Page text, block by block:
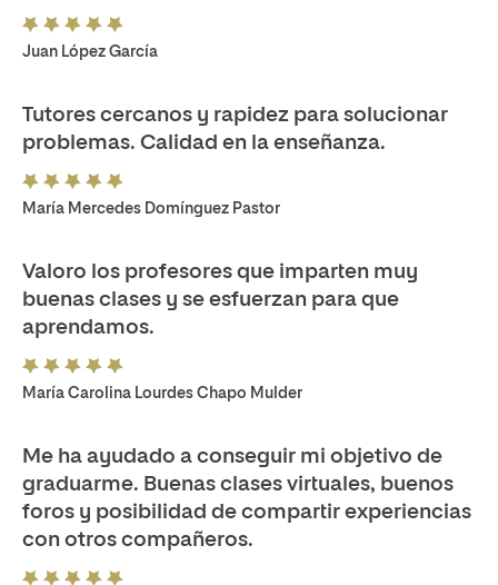
Juan López García
Tutores cercanos y rapidez para solucionar
problemas. Calidad en la enseñanza.
María Mercedes Domínguez Pastor
Valoro los profesores que imparten muy
buenas clases y se esfuerzan para que
aprendamos.
María Carolina Lourdes Chapo Mulder
Me ha ayudado a conseguir mi objetivo de
graduarme. Buenas clases virtuales, buenos
foros y posibilidad de compartir experiencias
con otros compañeros.